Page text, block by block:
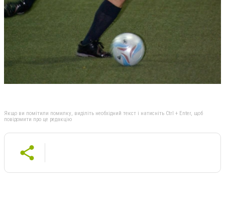
Якщо ви помітили помилку, виділіть необхідний текст і натисніть Ctrl + Enter, щоб
повідомити про це редакцію